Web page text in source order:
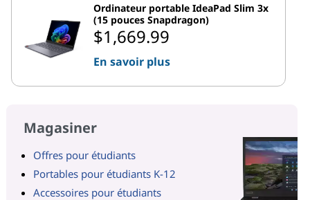
Ordinateur portable IdeaPad Slim 3x
(15 pouces Snapdragon)
$1,669.99
En savoir plus
Magasiner
Offres pour étudiants
Portables pour étudiants K-12
Accessoires pour étudiants